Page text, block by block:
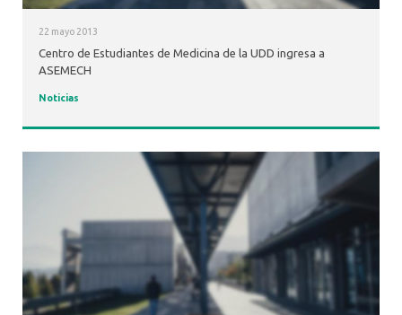
22 mayo 2013
Centro de Estudiantes de Medicina de la UDD ingresa a
ASEMECH
Noticias